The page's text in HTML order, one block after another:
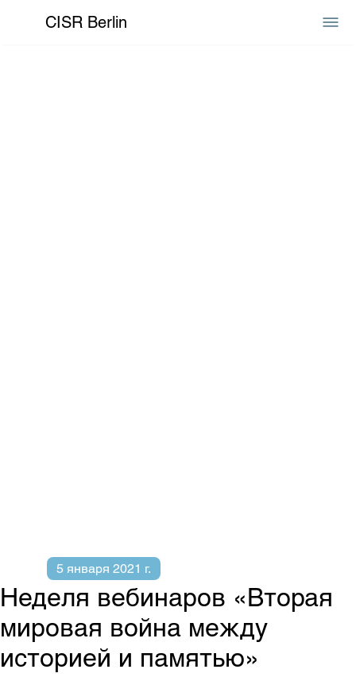
CISR Berlin
5 января 2021 г.
Неделя вебинаров «Вторая
мировая война между
историей и памятью»